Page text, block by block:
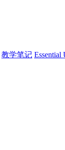
教学笔记 Essential